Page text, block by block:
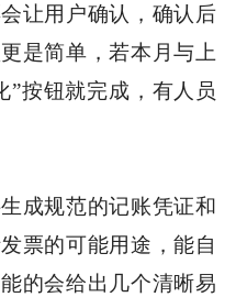
让用户确认，确认后
是简单，若本月与上
”按钮就完成，有人员
成规范的记账凭证和
票的可能用途，能自
的会给出几个清晰易